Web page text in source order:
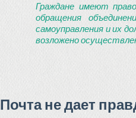
Граждане имеют
обращения
самоуправления и их
возложено
Почта не дает